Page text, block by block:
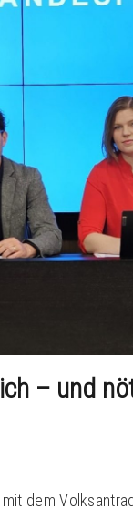
– und
dem